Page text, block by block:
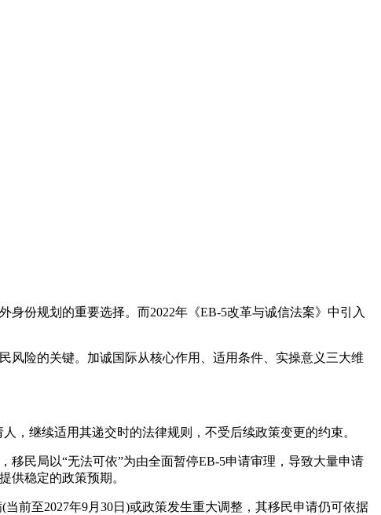
份规划的重要选择。而2022年《EB-5改革与诚信法案》中引入
风险的关键。加诚国际从核心作用、适用条件、实操意义三大维
，继续适用其递交时的法律规则，不受后续政策变更的约束。
移民局以“无法可依”为由全面暂停EB-5申请审理，导致大量申请
供稳定的政策预期。
前至2027年9月30日)或政策发生重大调整，其移民申请仍可依据